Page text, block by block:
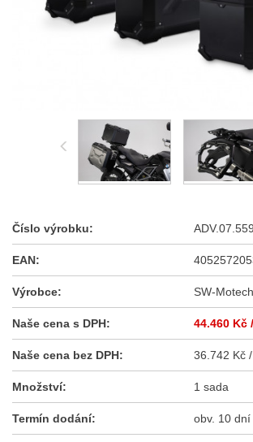
Číslo výrobku:
EAN:
Výrobce: SW-Motech
Naše cena s DPH: 44.460 Kč
Naše cena bez DPH: 36.742 Kč
Množství: 1 sada
Termín dodání: obv. 10 dní